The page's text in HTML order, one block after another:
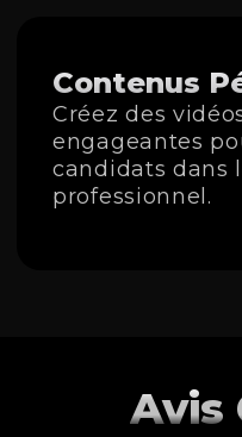
Contenus
Créez des
engageantes
candidats dans
professionnel.
Avis